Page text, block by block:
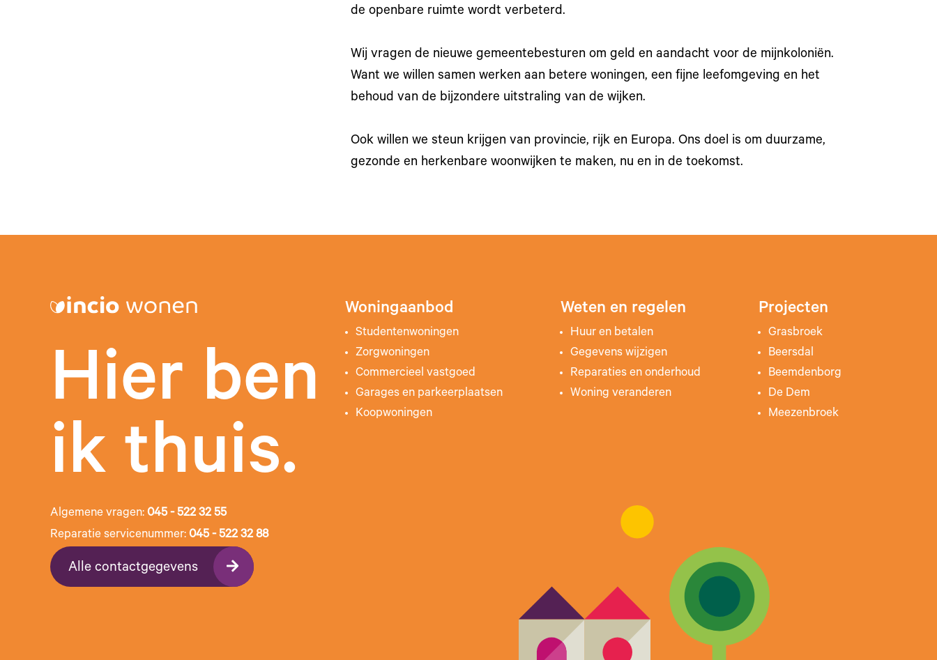
de openbare ruimte wordt verbeterd.
Wij vragen de nieuwe gemeentebesturen om geld en aandacht voor de mijnkoloniën.
Want we willen samen werken aan betere woningen, een fijne leefomgeving en het
behoud van de bijzondere uitstraling van de wijken.
Ook willen we steun krijgen van provincie, rijk en Europa. Ons doel is om duurzame,
gezonde en herkenbare woonwijken te maken, nu en in de toekomst.
Hier ben
ik thuis.
Algemene vragen: 045 - 522 32 55
Reparatie servicenummer: 045 - 522 32 88
Alle contactgegevens
Woningaanbod
Studentenwoningen
Zorgwoningen
Commercieel vastgoed
Garages en parkeerplaatsen
Koopwoningen
Weten en regelen
Huur en betalen
Gegevens wijzigen
Reparaties en onderhoud
Woning veranderen
Projecten
Grasbroek
Beersdal
Beemdenborg
De Dem
Meezenbroek